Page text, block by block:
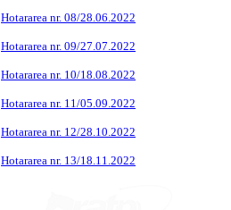
Hotararea nr. 08/28.06.2022
Hotararea nr. 09/27.07.2022
Hotararea nr. 10/18.08.2022
Hotararea nr. 11/05.09.2022
Hotararea nr. 12/28.10.2022
Hotararea nr. 13/18.11.2022